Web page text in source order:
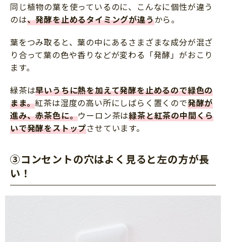
同じ植物の葉を使っているのに、こんなに個性が違う
のは、発酵を止めるタイミングが違うから。
葉をつみ取ると、葉の中にあるさまざまな成分が混ざ
り合って葉の色や香りなどが変わる「発酵」がおこり
ます。
緑茶は早いうちに熱を加えて発酵を止めるので緑色の
まま。紅茶は湿度の高い所にしばらく置くので発酵が
進み、赤茶色に。ウーロン茶は緑茶と紅茶の中間くら
いで発酵をストップさせています。
③コンセントの穴はよく見ると左の方が長
い！